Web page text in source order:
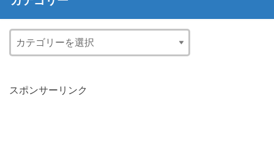
スポンサーリンク